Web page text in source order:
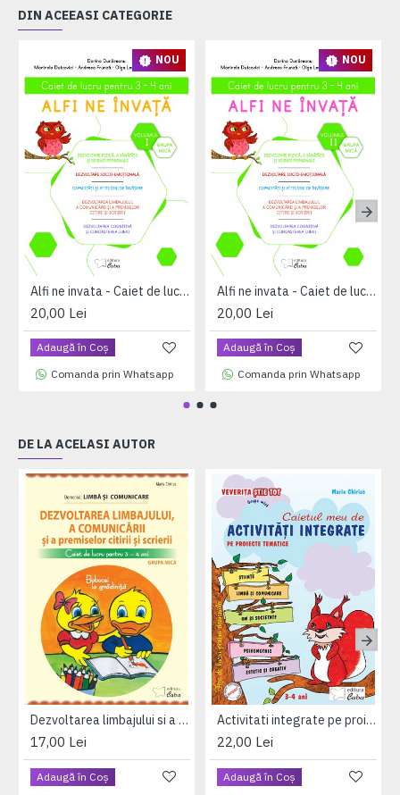
DIN ACEEASI CATEGORIE
NOU
Alfi ne invata - Caiet de lucru pentru 3-4 ani, volumul I (saptamanile 1 - 17)
20,00 Lei
Adaugă în Coş
Comanda prin Whatsapp
NOU
Alfi ne invata - Caiet de lucru pentru 3-4 ani, volumul II (saptamanile 18 - 33)
20,00 Lei
Adaugă în Coş
Comanda prin Whatsapp
DE LA ACELASI AUTOR
Dezvoltarea limbajului si a comunicarii – caiet de lucru pentru 3-4 ani
17,00 Lei
Adaugă în Coş
Activitati integrate pe proiecte tematice pentru 3-4 ani
22,00 Lei
Adaugă în Coş